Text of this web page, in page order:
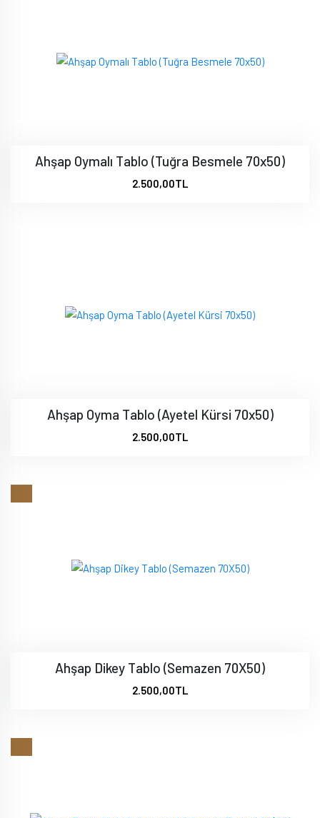
Ahşap Oymalı Tablo (Tuğra Besmele 70x50)
2.500,00TL
Ahşap Oyma Tablo (Ayetel Kürsi 70x50)
2.500,00TL
Ahşap Dikey Tablo (Semazen 70X50)
2.500,00TL